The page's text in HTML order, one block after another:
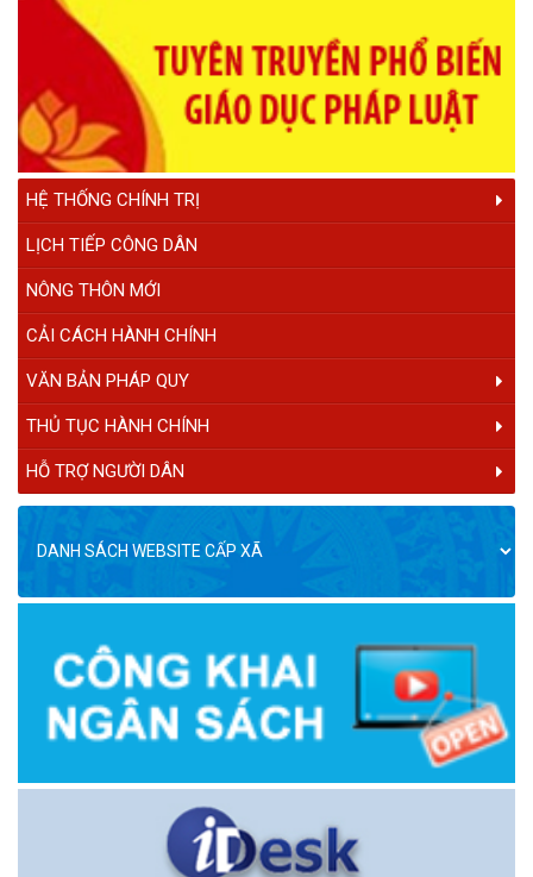
HỆ THỐNG CHÍNH TRỊ
LỊCH TIẾP CÔNG DÂN
NÔNG THÔN MỚI
CẢI CÁCH HÀNH CHÍNH
VĂN BẢN PHÁP QUY
THỦ TỤC HÀNH CHÍNH
HỖ TRỢ NGƯỜI DÂN
Thông điệp truyền hình nCoV
Đua thuyền truyền thống Krông Ana - Đắk Lắk
Đua thuyền truyền thống Krông Ana
KRÔNG ANA YÊU THƯƠNG